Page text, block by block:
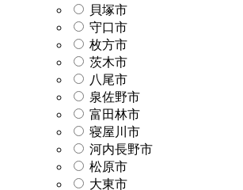
貝塚市
守口市
枚方市
茨木市
八尾市
泉佐野市
富田林市
寝屋川市
河内長野市
松原市
大東市